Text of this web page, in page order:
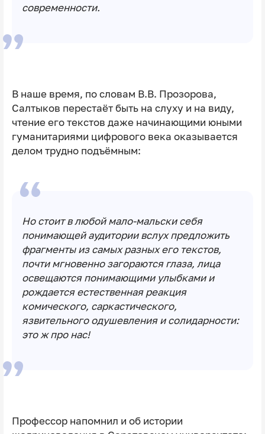
современности.
В наше время, по словам В.В. Прозорова,
Салтыков перестаёт быть на слуху и на виду,
чтение его текстов даже начинающими юными
гуманитариями цифрового века оказывается
делом трудно подъёмным:
Но стоит в любой мало-мальски себя
понимающей аудитории вслух предложить
фрагменты из самых разных его текстов,
почти мгновенно загораются глаза, лица
освещаются понимающими улыбками и
рождается естественная реакция
комического, саркастического,
язвительного одушевления и солидарности:
это ж про нас!
Профессор напомнил и об истории